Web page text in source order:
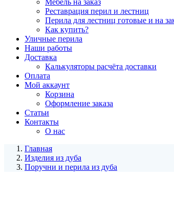
Мебель на заказ
Реставрация перил и лестниц
Перила для лестниц готовые и на
Как купить?
Уличные перила
Наши работы
Доставка
Калькуляторы расчёта доставки
Оплата
Мой аккаунт
Корзина
Оформление заказа
Статьи
Контакты
О нас
Главная
Изделия из дуба
Поручни и перила из дуба